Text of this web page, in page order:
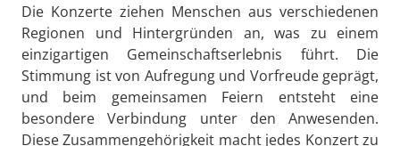
Die Konzerte ziehen Menschen aus verschiedenen
Regionen und Hintergründen an, was zu einem
einzigartigen Gemeinschaftserlebnis führt. Die
Stimmung ist von Aufregung und Vorfreude geprägt,
und beim gemeinsamen Feiern entsteht eine
besondere Verbindung unter den Anwesenden.
Diese Zusammengehörigkeit macht jedes Konzert zu